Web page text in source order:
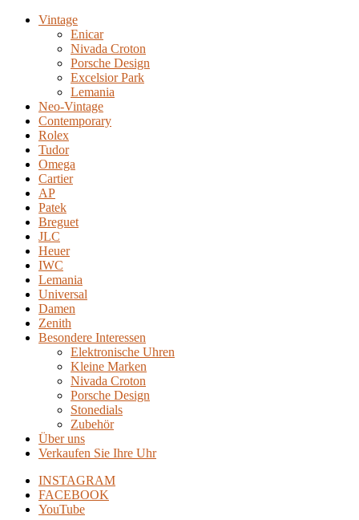
Vintage
Enicar
Nivada Croton
Porsche Design
Excelsior Park
Lemania
Neo-Vintage
Contemporary
Rolex
Tudor
Omega
Cartier
AP
Patek
Breguet
JLC
Heuer
IWC
Lemania
Universal
Damen
Zenith
Besondere Interessen
Elektronische Uhren
Kleine Marken
Nivada Croton
Porsche Design
Stonedials
Zubehör
Über uns
Verkaufen Sie Ihre Uhr
INSTAGRAM
FACEBOOK
YouTube